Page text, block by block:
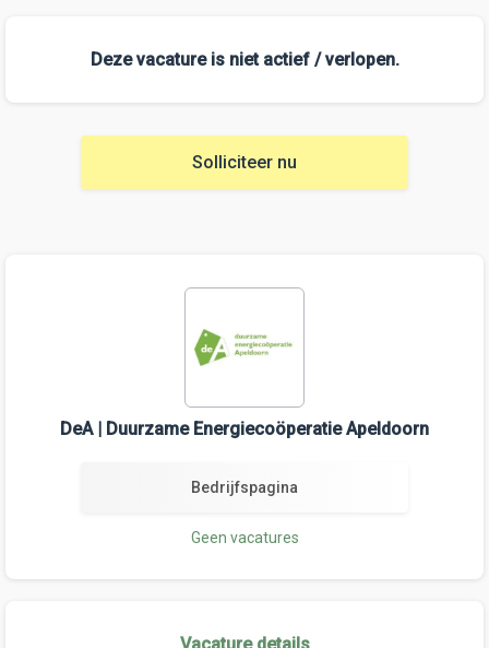
Deze vacature is niet actief / verlopen.
Solliciteer nu
DeA | Duurzame Energiecoöperatie Apeldoorn
Bedrijfspagina
Geen vacatures